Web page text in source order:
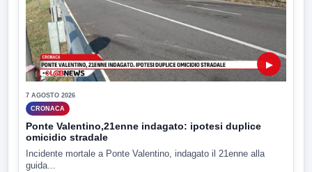
▶
7 AGOSTO 2026
CRONACA
Ponte Valentino,21enne indagato: ipotesi duplice
omicidio stradale
Incidente mortale a Ponte Valentino, indagato il 21enne alla
guida...